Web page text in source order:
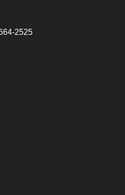
2525